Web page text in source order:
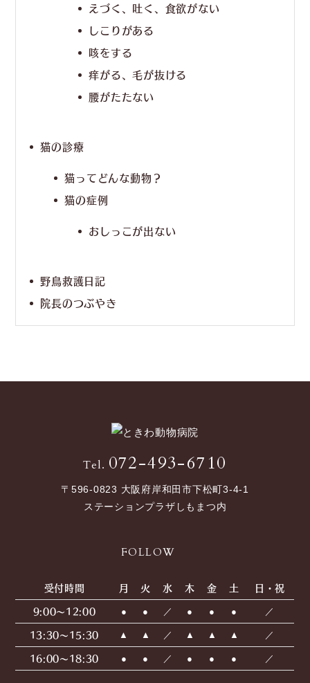
えづく、吐く、食欲がない
しこりがある
咳をする
痒がる、毛が抜ける
腰がたたない
猫の診療
猫ってどんな動物？
猫の症例
おしっこが出ない
野鳥救護日記
院長のつぶやき
Tel. 072-493-6710
〒596-0823 大阪府岸和田市下松町3-4-1
ステーションプラザしもまつ内
FOLLOW
受付時間 月 火 水 木 金 土 日・祝
9:00〜12:00 ● ● ／ ● ● ● ／
13:30〜15:30 ▲ ▲ ／ ▲ ▲ ▲ ／
16:00〜18:30 ● ● ／ ● ● ● ／